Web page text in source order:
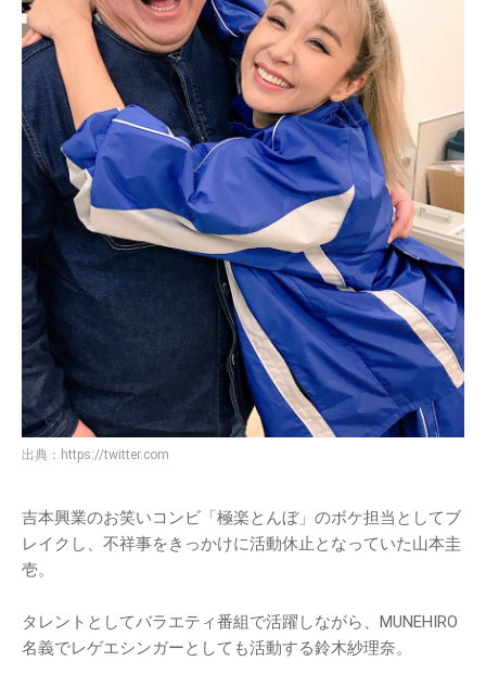
出典： https://twitter.com
吉本興業のお笑いコンビ「極楽とんぼ」のボケ担当としてブ
レイクし、不祥事をきっかけに活動休止となっていた山本圭
壱。
タレントとしてバラエティ番組で活躍しながら、MUNEHIRO
名義でレゲエシンガーとしても活動する鈴木紗理奈。